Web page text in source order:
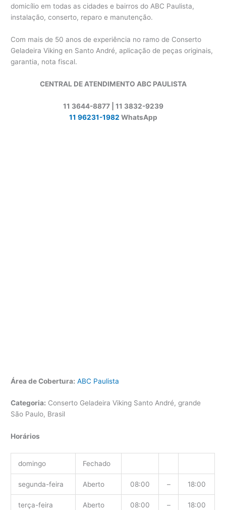
domicílio em todas as cidades e bairros do ABC Paulista,
instalação, conserto, reparo e manutenção.
Com mais de 50 anos de experiência no ramo de Conserto
Geladeira Viking en Santo André, aplicação de peças originais,
garantia, nota fiscal.
CENTRAL DE ATENDIMENTO ABC PAULISTA
11 3644-8877 | 11 3832-9239
11 96231-1982 WhatsApp
Área de Cobertura: ABC Paulista
Categoria: Conserto Geladeira Viking Santo André, grande
São Paulo, Brasil
Horários
domingo Fechado
segunda-feira Aberto 08:00 – 18:00
terça-feira Aberto 08:00 – 18:00